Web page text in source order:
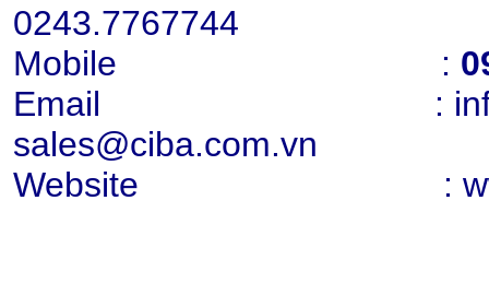
Cao lanh nung Snowhite 80
Chi tiết
0243.7767744
Mobile :
Email :
sales@ciba.com.vn
Website :